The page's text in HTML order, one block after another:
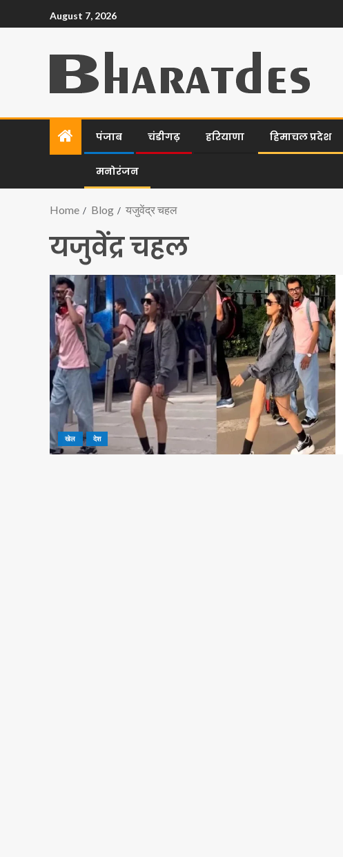
August 7, 2026
पंजाब चंडीगढ़ हरियाणा हिमाचल प्रदेश
मनोरंजन
Home Blog यजुवेंद्र चहल
यजुवेंद्र चहल
खेल देश